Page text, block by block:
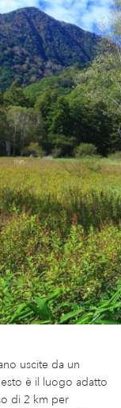
uscite da un
è il luogo adatto
di 2 km per